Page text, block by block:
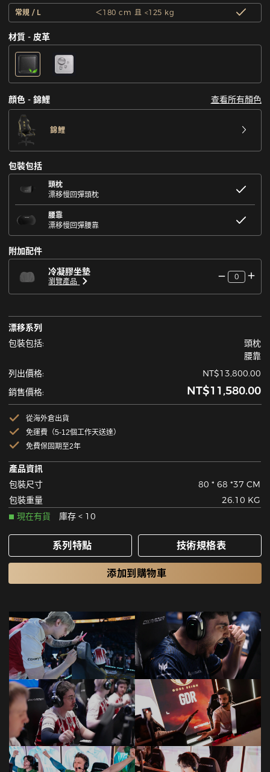
常規 / L ＜180 cm 且 <125 kg
材質 - 皮革
顔色 - 錦鯉 查看所有顏色
錦鯉
包裝包括
頭枕
漂移慢回彈頭枕
腰靠
漂移慢回彈腰靠
附加配件
冷凝膠坐墊
瀏覽產品
0
漂移系列
包裝包括:
頭枕
腰靠
列出價格:
NT$13,800.00
銷售價格:
NT$11,580.00
從海外倉出貨
免運費（5-12個工作天送達）
免費保固期至2年
產品資訊
包裝尺寸
80 * 68 *37 CM
包裝重量
26.10 KG
現在有貨
庫存 < 10
系列特點 技術規格表
添加到購物車